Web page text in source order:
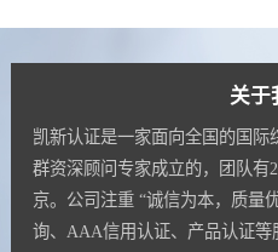
关于
凯新认证是一家面向全国的国
群资深顾问专家成立的，团队有
京。公司注重 “诚信为本，质量
询、AAA信用认证、产品认证